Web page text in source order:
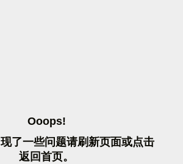
OOOPS!
现了一些问题请刷 新页面或点击
返 回首页。